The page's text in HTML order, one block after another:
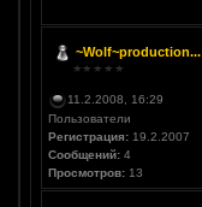
~Wolf~production...
11.2.2008, 16:29
Пользователи
Регистрация:19.2.2007
Сообщений:4
Просмотров:13